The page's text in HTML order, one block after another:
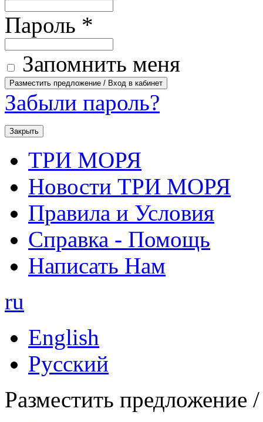
Пароль *
Запомнить меня
Забыли пароль?
Закрыть
ТРИ МОРЯ
Новости ТРИ МОРЯ
Правила и Условия
Справка - Помощь
Написать Нам
ru
English
Русский
Разместить предложение